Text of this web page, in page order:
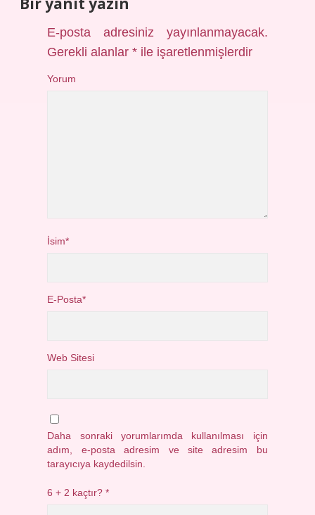
E-posta adresiniz yayınlanmayacak.
Gerekli alanlar* ile işaretlenmişlerdir
Yorum
İsim*
E-Posta*
Web Sitesi
Daha sonraki yorumlarımda kullanılması için
adım, e-posta adresim ve site adresim bu
tarayıcıya kaydedilsin.
6 + 2 kaçtır?*